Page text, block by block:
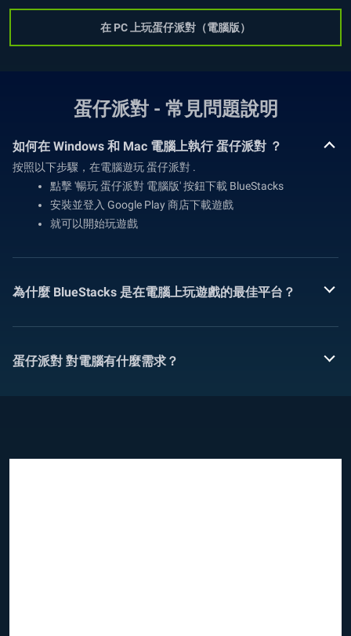
在 PC 上玩蛋仔派對（電腦版）
蛋仔派對 - 常見問題說明
如何在 Windows 和 Mac 電腦上執行 蛋仔派對 ？
按照以下步驟，在電腦遊玩 蛋仔派對 .
點擊 '暢玩 蛋仔派對 電腦版' 按鈕下載 BlueStacks
安裝並登入 Google Play 商店下載遊戲
就可以開始玩遊戲
為什麼 BlueStacks 是在電腦上玩遊戲的最佳平台？
蛋仔派對 對電腦有什麼需求？